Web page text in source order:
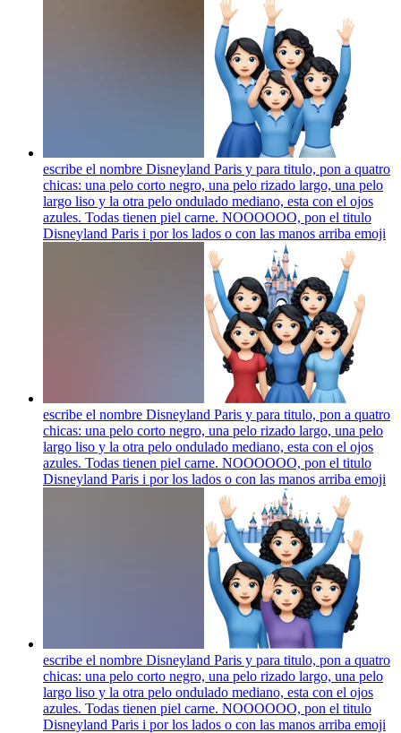
escribe el nombre Disneyland Paris y para titulo, pon a quatro
chicas: una pelo corto negro, una pelo rizado largo, una pelo
largo liso y la otra pelo ondulado mediano, esta con el ojos
azules. Todas tienen piel carne. NOOOOOO, pon el titulo
Disneyland Paris i por los lados o con las manos arriba emoji
escribe el nombre Disneyland Paris y para titulo, pon a quatro
chicas: una pelo corto negro, una pelo rizado largo, una pelo
largo liso y la otra pelo ondulado mediano, esta con el ojos
azules. Todas tienen piel carne. NOOOOOO, pon el titulo
Disneyland Paris i por los lados o con las manos arriba emoji
escribe el nombre Disneyland Paris y para titulo, pon a quatro
chicas: una pelo corto negro, una pelo rizado largo, una pelo
largo liso y la otra pelo ondulado mediano, esta con el ojos
azules. Todas tienen piel carne. NOOOOOO, pon el titulo
Disneyland Paris i por los lados o con las manos arriba emoji